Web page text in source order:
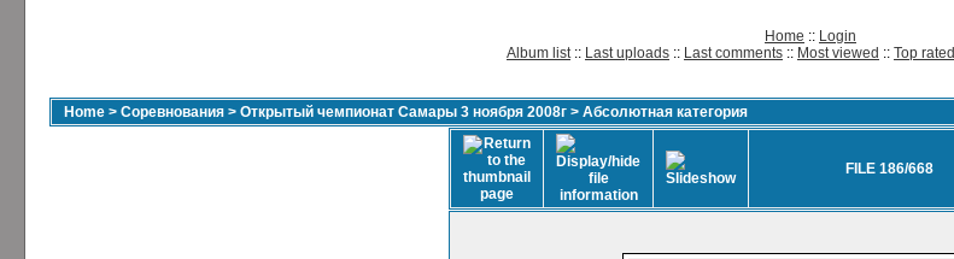
Home :: Login
Album list:: Last uploads :: Last comments :: Most viewed :: Top rated
Home > Соревнования > Открытый чемпионат Самары 3 ноября 2008г > Абсолютная категория
FILE 186/668